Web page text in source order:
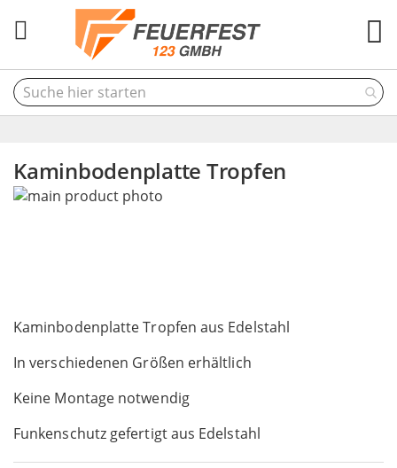
Kaminbodenplatte Tropfen
Kaminbodenplatte Tropfen aus Edelstahl
In verschiedenen Größen erhältlich
Keine Montage notwendig
Funkenschutz gefertigt aus Edelstahl
Skip
gallery
to
beginning
the
images
gallery